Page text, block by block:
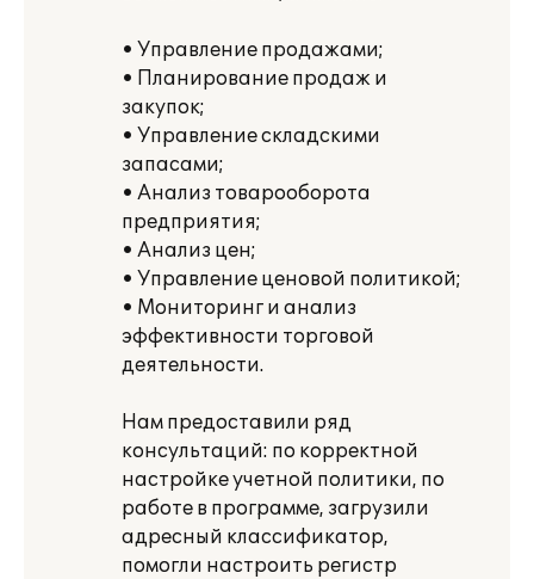
• Управление продажами;
• Планирование продаж и
закупок;
• Управление складскими
запасами;
• Анализ товарооборота
предприятия;
• Анализ цен;
• Управление ценовой политикой;
• Мониторинг и анализ
эффективности торговой
деятельности.
Нам предоставили ряд
консультаций: по корректной
настройке учетной политики, по
работе в программе, загрузили
адресный классификатор,
помогли настроить регистр